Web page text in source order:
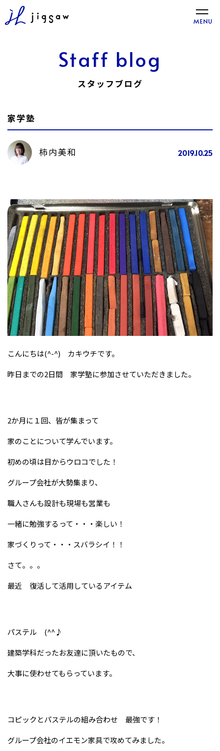
toggle
MENU
Staff blog
スタッフブログ
家学塾
柿内美和 2019.10.25
こんにちは(^-^) カキウチです。
昨日までの2日間 家学塾に参加させていただきました。
2か月に１回、皆が集まって
家のことについて学んでいます。
初めの頃は目からウロコでした！
グループ会社が大勢集まり、
職人さんも設計も現場も営業も
一緒に勉強するって・・・楽しい！
家づくりって・・・スバラシイ！！
さて。。。
最近 復活して活用しているアイテム
パステル (^^♪
建築学科だったお友達に頂いたもので、
大事に使わせてもらっています。
コピックとパステルの組み合わせ 最強です！
グループ会社のイエモン家具で攻めてみました。